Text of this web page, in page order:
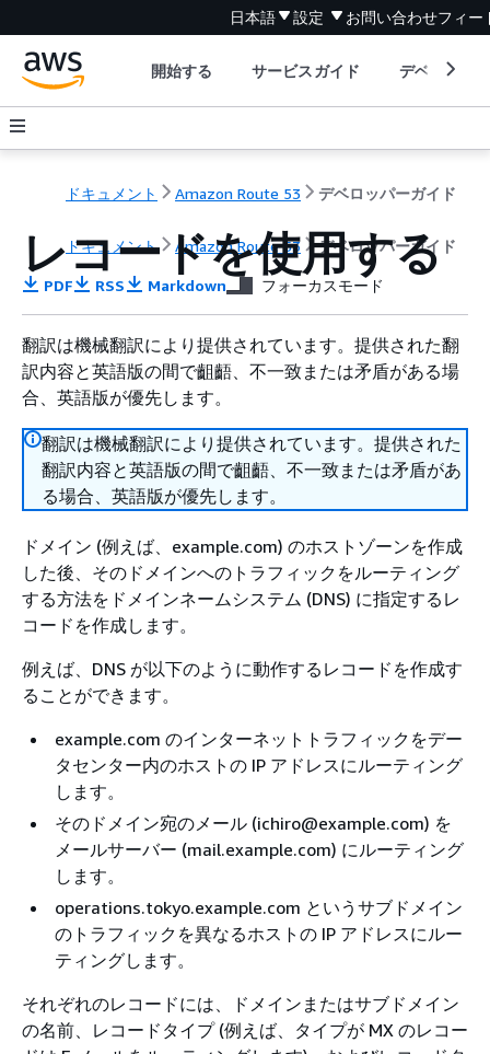
日本語 設定 お問い合わせフィー
開始する サービスガイド デベロッパ
ドキュメント Amazon Route 53 デベロッパーガイド
ドキュメント Amazon Route 53 デベロッパーガイド
レコードを使用する
PDF RSS Markdown フォーカスモード
翻訳は機械翻訳により提供されています。提供された翻
訳内容と英語版の間で齟齬、不一致または矛盾がある場
合、英語版が優先します。
翻訳は機械翻訳により提供されています。提供された
翻訳内容と英語版の間で齟齬、不一致または矛盾があ
る場合、英語版が優先します。
ドメイン (例えば、example.com) のホストゾーンを作成
した後、そのドメインへのトラフィックをルーティング
する方法をドメインネームシステム (DNS) に指定するレ
コードを作成します。
例えば、DNS が以下のように動作するレコードを作成す
ることができます。
example.com のインターネットトラフィックをデー
タセンター内のホストの IP アドレスにルーティング
します。
そのドメイン宛のメール (ichiro@example.com) を
メールサーバー (mail.example.com) にルーティング
します。
operations.tokyo.example.com というサブドメイン
のトラフィックを異なるホストの IP アドレスにルー
ティングします。
それぞれのレコードには、ドメインまたはサブドメイン
の名前、レコードタイプ (例えば、タイプが MX のレコー